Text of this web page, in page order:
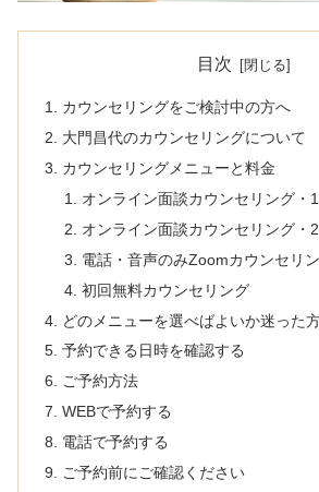
目次
カウンセリングをご検討中の方へ
大門昌代のカウンセリングについて
カウンセリングメニューと料金
オンライン面談カウンセリング・
オンライン面談カウンセリング・
電話・音声のみZoomカウンセリ
初回無料カウンセリング
どのメニューを選べばよいか迷った
予約できる日時を確認する
ご予約方法
WEBで予約する
電話で予約する
ご予約前にご確認ください